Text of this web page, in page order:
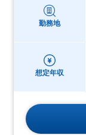
勤務地
想定年収